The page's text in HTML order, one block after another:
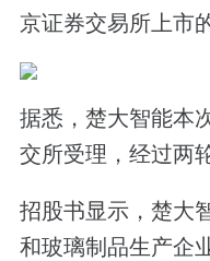
京证券交易所上市
据悉，楚大智能本
交所受理，经过两
招股书显示，楚大
和玻璃制品生产企